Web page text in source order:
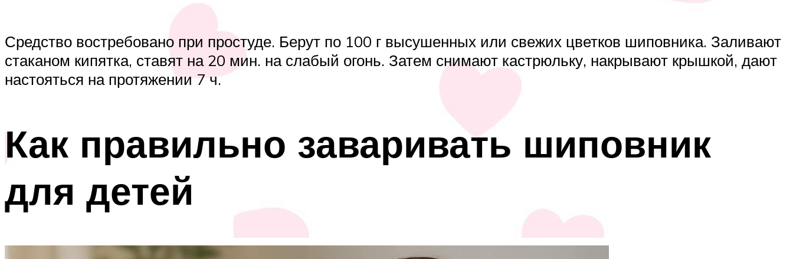
Средство востребовано при простуде. Берут по 100 г высушенных или свежих цветков шиповника. Заливают
стаканом кипятка, ставят на 20 мин. на слабый огонь. Затем снимают кастрюльку, накрывают крышкой, дают
настояться на протяжении 7 ч.
Как правильно заваривать шиповник
для детей